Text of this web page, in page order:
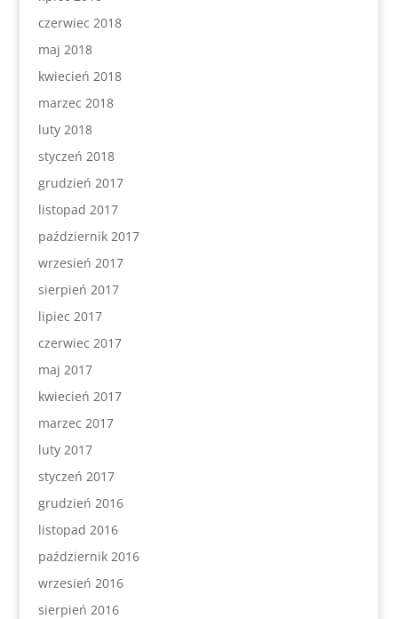
czerwiec 2018
maj 2018
kwiecień 2018
marzec 2018
luty 2018
styczeń 2018
grudzień 2017
listopad 2017
październik 2017
wrzesień 2017
sierpień 2017
lipiec 2017
czerwiec 2017
maj 2017
kwiecień 2017
marzec 2017
luty 2017
styczeń 2017
grudzień 2016
listopad 2016
październik 2016
wrzesień 2016
sierpień 2016